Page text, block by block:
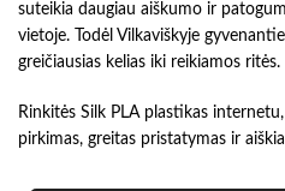
suteikia daugiau aiškumo ir
vietoje. Todėl Vilkaviškyje
greičiausias kelias iki reikiamos ritės.
Rinkitės Silk PLA plastikas
pirkimas, greitas pristatymas ir